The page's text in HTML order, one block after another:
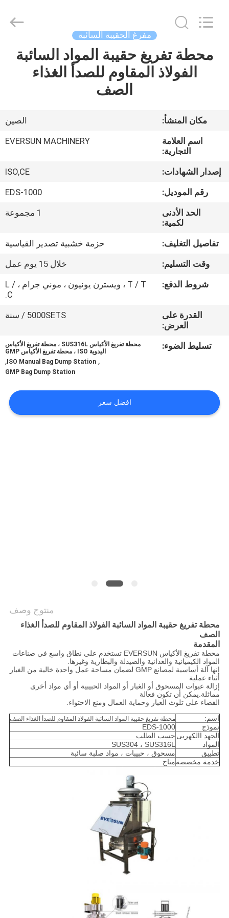
مسكن
عرض
الواقع
الافتراضي
معلومات
جولة
المعمل
الجودة
اتصل
اطلب
مفرغ الحقيبة السائبة
محطة تفريغ حقيبة المواد السائبة
الفولاذ المقاوم للصدأ الغذاء
الصف
مكان المنشأ:
الصين
اسم العلامة
التجارية:
EVERSUN MACHINERY
إصدار الشهادات:
ISO,CE
رقم الموديل:
EDS-1000
الحد الأدنى
لكمية:
1 مجموعة
تفاصيل التغليف:
حزمة خشبية تصدير القياسية
وقت التسليم:
خلال 15 يوم عمل
شروط الدفع:
T / T ، ويسترن يونيون ، موني جرام ، L /
C.
القدرة على
العرض:
5000SETS / سنة
تسليط الضوء:
محطة تفريغ الأكياس SUS316L ، محطة تفريغ الأكياس
اليدوية ISO ، محطة تفريغ الأكياس GMP
,
ISO Manual Bag Dump Station
,
GMP Bag Dump Station
افضل سعر
منتوج وصف
محطة تفريغ حقيبة المواد السائبة الفولاذ المقاوم للصدأ الغذاء
الصف
المقدمة
محطة تفريغ الأكياس EVERSUN تستخدم على نطاق واسع في صناعات
المواد الكيميائية والغذائية والصيدلة والبطارية وغيرها.
إنها آلة أساسية لمصانع GMP لضمان مساحة عمل واحدة خالية من الغبار
أثناء عملية
إزالة عبوات المسحوق أو الغبار أو المواد الحبيبية أو أي مواد أخرى
مماثلة.يمكن أن تكون فعالة
القضاء على تلوث الغبار وحماية العمال ومنع الاحتواء.
اسم:
محطة تفريغ حقيبة المواد السائبة الفولاذ المقاوم للصدأ الغذاء الصف
نموذج
EDS-1000
الجهد االكهربى حسب الطلب
المواد
SUS304 ، SUS316L
تطبيق
مسحوق ، حبيبات ، مواد صلبة سائبة
خدمة مخصصةمتاح